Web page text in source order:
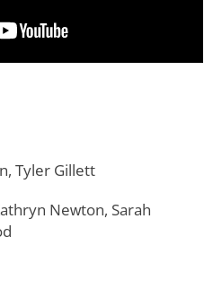
Tyler Gillett
Newton, Sarah